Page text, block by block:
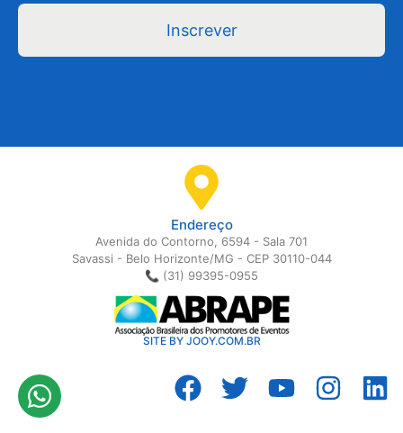
Inscrever
Endereço
Avenida do Contorno, 6594 - Sala 701
Savassi - Belo Horizonte/MG - CEP 30110-044
📞 (31) 99395-0955
SITE BY JOOY.COM.BR